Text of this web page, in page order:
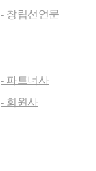
- 창립선언문
- 파트너사
- 회원사